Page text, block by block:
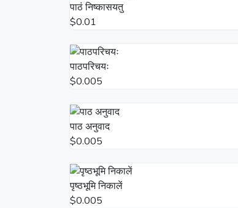
पाठं निष्कासयतु
$0.01
पाठपरिचयः
$0.005
पाठ अनुवाद
$0.005
पृष्ठभूमि निकालें
$0.005